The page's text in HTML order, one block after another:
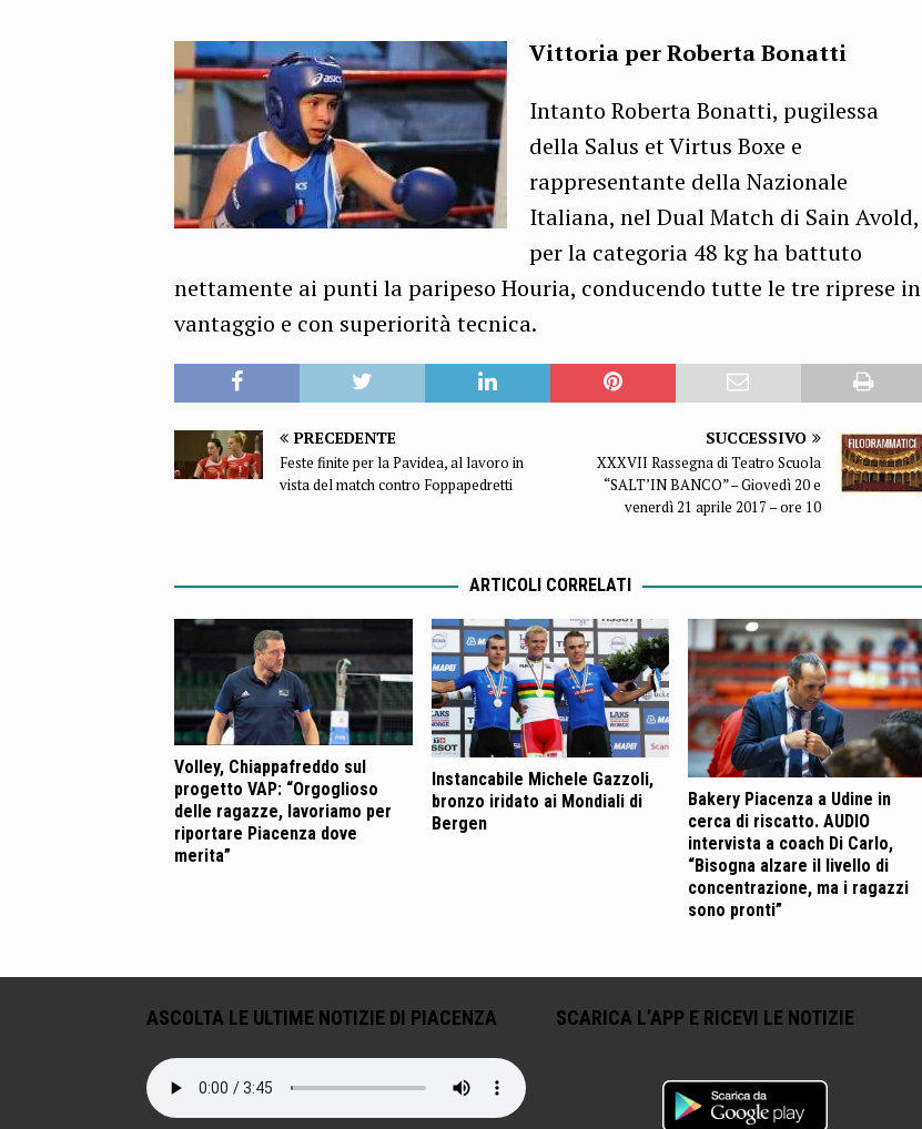
Vittoria per Roberta Bonatti
Intanto Roberta Bonatti, pugilessa
della Salus et Virtus Boxe e
rappresentante della Nazionale
Italiana, nel Dual Match di Sain Avold,
per la categoria 48 kg ha battuto
nettamente ai punti la paripeso Houria, conducendo tutte le tre riprese in
vantaggio e con superiorità tecnica.
PRECEDENTE
Feste finite per la Pavidea, al lavoro in
vista del match contro Foppapedretti
SUCCESSIVO
XXXVII Rassegna di Teatro Scuola
“SALT’IN BANCO” – Giovedì 20 e
venerdì 21 aprile 2017 – ore 10
ARTICOLI CORRELATI
Volley, Chiappafreddo sul
progetto VAP: “Orgoglioso
delle ragazze, lavoriamo per
riportare Piacenza dove
merita”
Instancabile Michele Gazzoli,
bronzo iridato ai Mondiali di
Bergen
Bakery Piacenza a Udine in
cerca di riscatto. AUDIO
intervista a coach Di Carlo,
“Bisogna alzare il livello di
concentrazione, ma i ragazzi
sono pronti”
ASCOLTA LE ULTIME NOTIZIE DI PIACENZA SCARICA L’APP E RICEVI LE NOTIZIE